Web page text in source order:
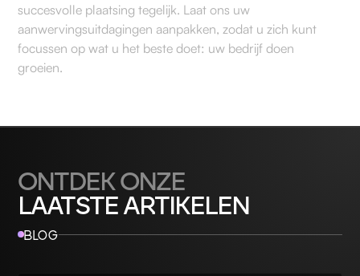
succesvolle plaatsing tegelijk. Laat ons uw
aanwervingsuitdagingen aanpakken, zodat u zich kunt
focussen op wat u het beste doet: uw bedrijf doen
groeien.
ONTDEK ONZE
LAATSTE ARTIKELEN
BLOG